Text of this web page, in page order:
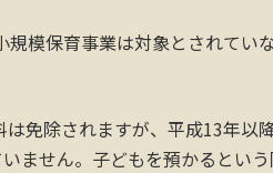
模保育事業は対象とされてい
免除されますが、平成13年以
ません。子どもを預かるとい